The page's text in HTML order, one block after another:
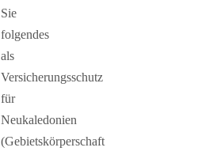
Sie
folgendes
als
Versicherungsschutz
für
Neukaledonien
(Gebietskörperschaft